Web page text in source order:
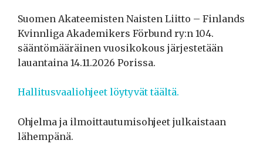
Suomen Akateemisten Naisten Liitto – Finlands
Kvinnliga Akademikers Förbund ry:n 104.
sääntömääräinen vuosikokous järjestetään
lauantaina 14.11.2026 Porissa.
Hallitusvaaliohjeet löytyvät täältä.
Ohjelma ja ilmoittautumisohjeet julkaistaan
lähempänä.